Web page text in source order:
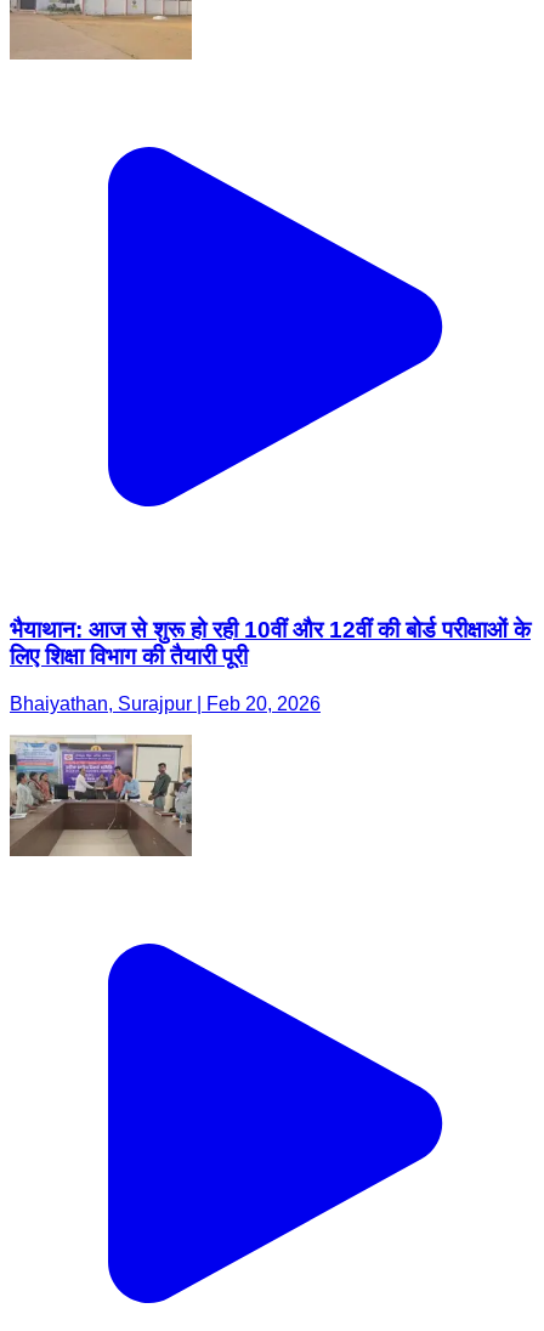
भैयाथान: आज से शुरू हो रही 10वीं और 12वीं की बोर्ड परीक्षाओं के
लिए शिक्षा विभाग की तैयारी पूरी
Bhaiyathan, Surajpur | Feb 20, 2026